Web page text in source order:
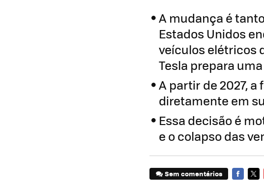
A mudança é
Estados Unidos
veículos elétricos
Tesla prepara
A partir de 2027,
diretamente em
Essa decisão é
e o colapso das
Sem comentários